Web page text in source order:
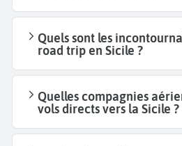
Quels sont les
road trip en Sicile ?
Quelles compagnies
vols directs vers la Sicile ?